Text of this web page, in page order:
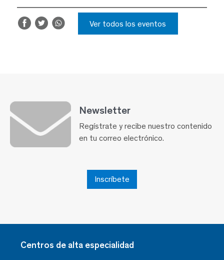
Ver todos los eventos
Newsletter
Regístrate y recibe nuestro contenido
en tu correo electrónico.
Inscríbete
Centros de alta especialidad